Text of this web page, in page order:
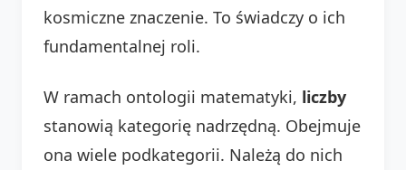
kosmiczne znaczenie. To świadczy o ich
fundamentalnej roli.
W ramach ontologii matematyki, liczby
stanowią kategorię nadrzędną. Obejmuje
ona wiele podkategorii. Należą do nich